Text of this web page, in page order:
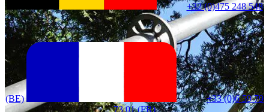
+32 (0)475 248 548
(BE)
+33 (0)6 59 79
73 01 (FR)